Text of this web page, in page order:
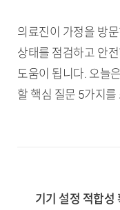
의료진이 가정을 방
상태를 점검하고 안
도움이 됩니다. 오늘
할 핵심 질문 5가지를
TL;DR (핵심
기기 설정 적합성